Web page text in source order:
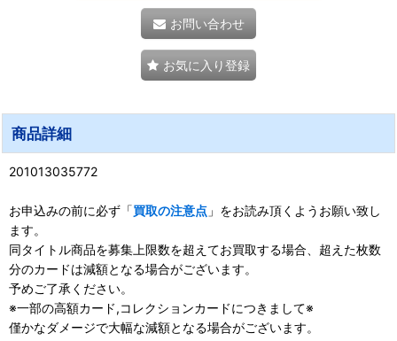
お問い合わせ
お気に入り登録
商品詳細
201013035772
お申込みの前に必ず「買取の注意点 」をお読み頂くようお願い致し
ます。
同タイトル商品を募集上限数を超えてお買取する場合、超えた枚数
分のカードは減額となる場合がございます。
予めご了承ください。
※一部の高額カード,コレクションカードにつきまして※
僅かなダメージで大幅な減額となる場合がございます。